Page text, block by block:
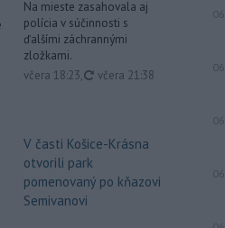
juhokórejská armáda.
>
Na mieste zasahovala aj
polícia v súčinnosti s
ďalšími záchrannými
zložkami.
včera 18:23, aktualizované
včera 21:38
V časti Košice-Krásna
otvorili park
pomenovaný po kňazovi
Semivanovi